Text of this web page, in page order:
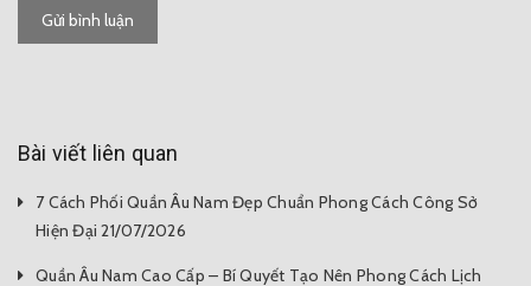
Gửi bình luận
Bài viết liên quan
7 Cách Phối Quần Âu Nam Đẹp Chuẩn Phong Cách Công Sở
Hiện Đại 21/07/2026
Quần Âu Nam Cao Cấp – Bí Quyết Tạo Nên Phong Cách Lịch